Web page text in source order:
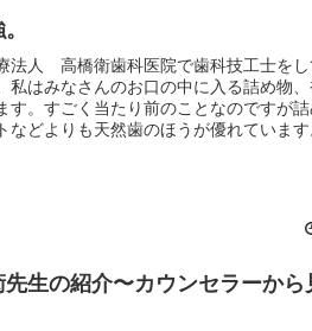
法人 高橋衛歯科医院で歯科技工士をし
私はみなさんのお口の中に入る詰め物
す。すごく当たり前のことなのですが
などよりも天然歯のほうが優れています
生の紹介〜カウンセラーから